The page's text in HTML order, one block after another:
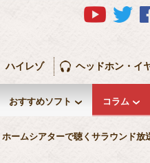
おすすめソフト
ホームシアターで聴くサラウンド放
コラム
ハイレゾ ヘッドホン・イ